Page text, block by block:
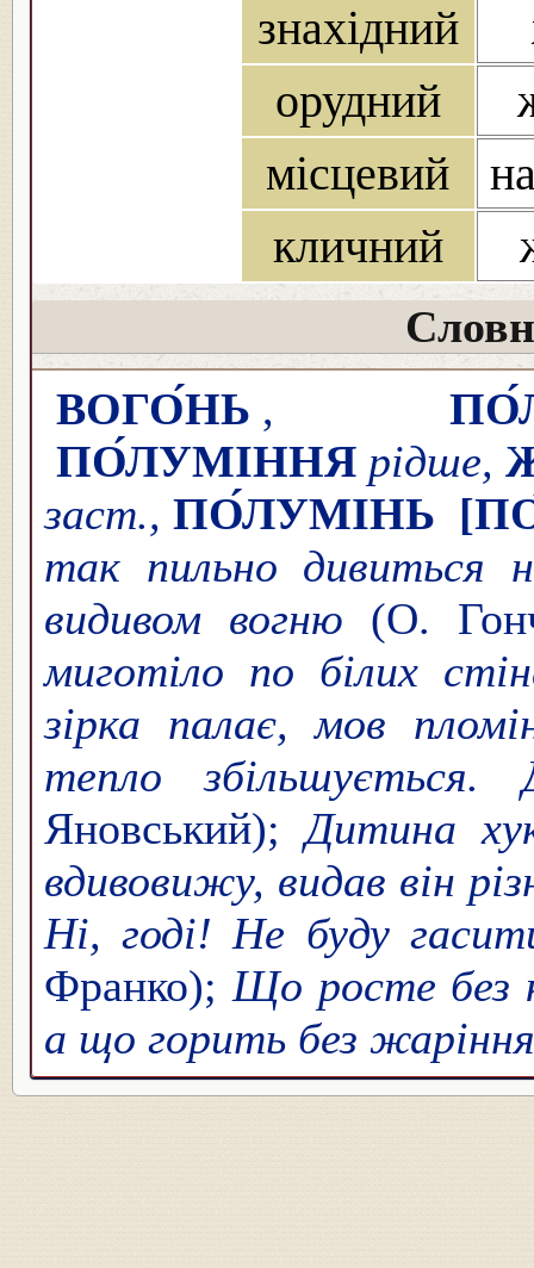
знахідний
орудний
місцевий
кличний
ВОГО́НЬ ,
ПО́ЛУМІННЯ рідше,
заст., ПО́ЛУМІНЬ
так пильно дивиться
видивом вогню (О.
миготіло по білих
зірка палає, мов
тепло збільшується.
Яновський);Дитина
вдивовижу, видав він
Ні, годі! Не буду
Франко); Що росте без
а що горить без